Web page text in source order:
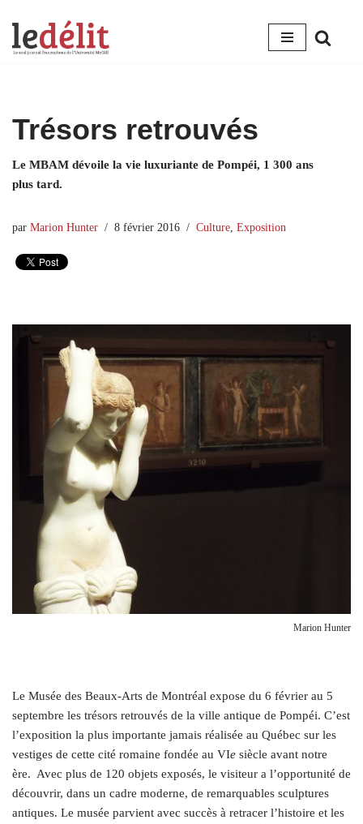
Aller
Trésors retrouvés
Le MBAM dévoile la vie luxuriante de Pompéi, 1 300 ans
plus tard.
par Marion Hunter 8 février 2016 Culture Exposition
Marion Hunter
Le Musée des Beaux-Arts de Montréal expose du 6 février au 5
septembre les trésors retrouvés de la ville antique de Pompéi. C’est
l’exposition la plus importante jamais réalisée au Québec sur les
vestiges de cette cité romaine fondée au VIe siècle avant notre
ère. Avec plus de 120 objets exposés, le visiteur a l’opportunité de
découvrir, dans un cadre moderne, de remarquables sculptures
antiques. Le musée parvient avec succès à retracer l’histoire et les